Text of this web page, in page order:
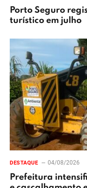
Porto Seguro
turístico em julho
DESTAQUE 04/08/2026
Prefeitura